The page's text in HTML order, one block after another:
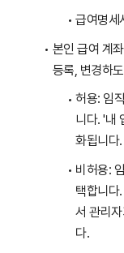
급여명세
본인 급여 계
등록, 변경하
허용: 임
니다. '내
화됩니다.
비허용:
택합니다
서 관리
다.